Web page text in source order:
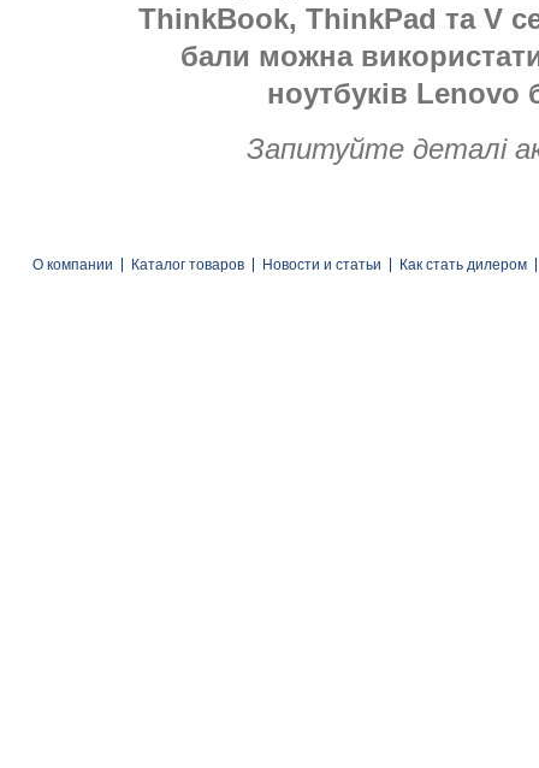
ThinkBook, ThinkPad та V
бали можна
ноутбуків Lenovo
Запитуйте деталі
О компании Каталог товаров Новости и статьи Как стать дилером